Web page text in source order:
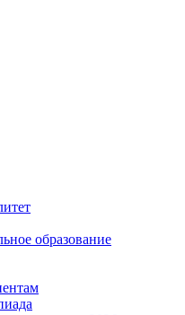
образование